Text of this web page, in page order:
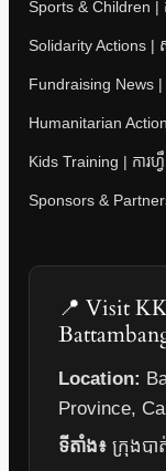
Sports & Children |
Solidarity Actions |
Fundraising News |
Humanitarian
Kids Training | ការហ្
Sponsors &
📍 Visit
Location:
Province,
ទីតាំង៖ ក្រុងបា